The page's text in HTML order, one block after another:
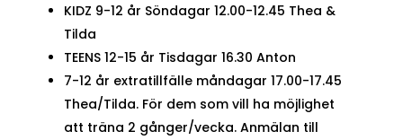
KIDZ 9-12 år Söndagar 12.00-12.45 Thea &
Tilda
TEENS 12-15 år Tisdagar 16.30 Anton
7-12 år extratillfälle måndagar 17.00-17.45
Thea/Tilda. För dem som vill ha möjlighet
att träna 2 gånger/vecka. Anmälan till